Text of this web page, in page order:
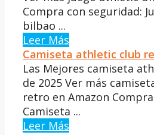
Compra con seguridad:
bilbao ...
Leer Más
Camiseta athletic club
Las Mejores camiseta
de 2025 Ver más
retro en Amazon
Camiseta ...
Leer Más